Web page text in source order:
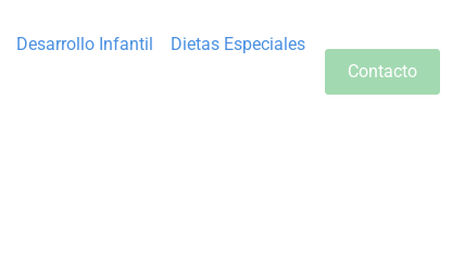
Desarrollo Infantil Dietas Especiales
Contacto